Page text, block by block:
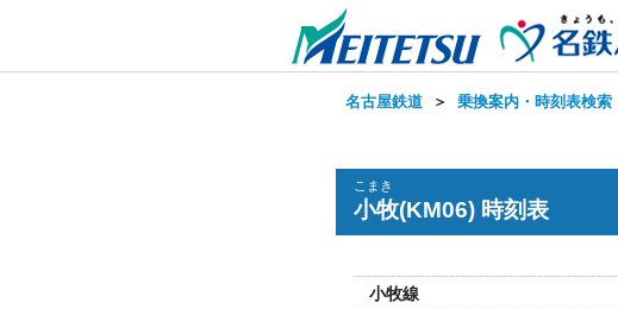
名古屋鉄道 ＞ 乗換案内・時刻表検索
こまき
小牧(KM06) 時刻表
小牧線